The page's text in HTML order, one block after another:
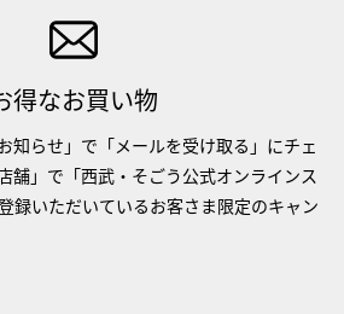
得なお買い物
知らせ」で「メールを受け取る」にチェ
舗」で「西武・そごう公式オンラインス
録いただいているお客さま限定のキャン